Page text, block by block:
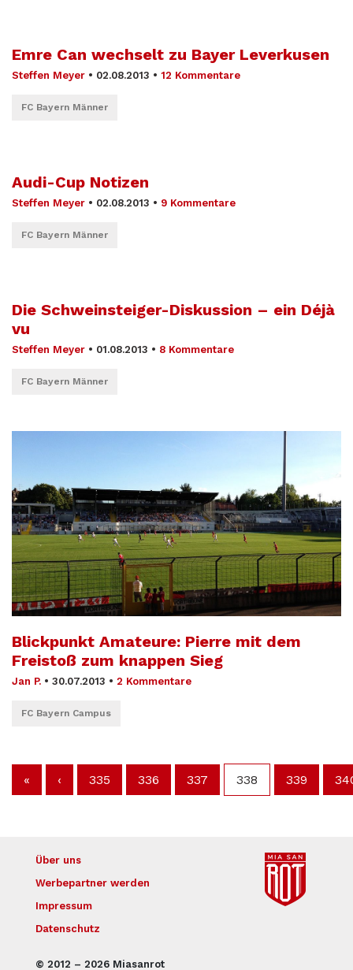
Emre Can wechselt zu Bayer Leverkusen
Steffen Meyer • 02.08.2013 • 12 Kommentare
FC Bayern Männer
Audi-Cup Notizen
Steffen Meyer • 02.08.2013 • 9 Kommentare
FC Bayern Männer
Die Schweinsteiger-Diskussion – ein Déjà
vu
Steffen Meyer • 01.08.2013 • 8 Kommentare
FC Bayern Männer
Blickpunkt Amateure: Pierre mit dem
Freistoß zum knappen Sieg
Jan P. • 30.07.2013 • 2 Kommentare
FC Bayern Campus
« ‹ 335 336 337 338 339
© 2012 – 2026 Miasanrot
Über uns
Werbepartner werden
Impressum
Datenschutz